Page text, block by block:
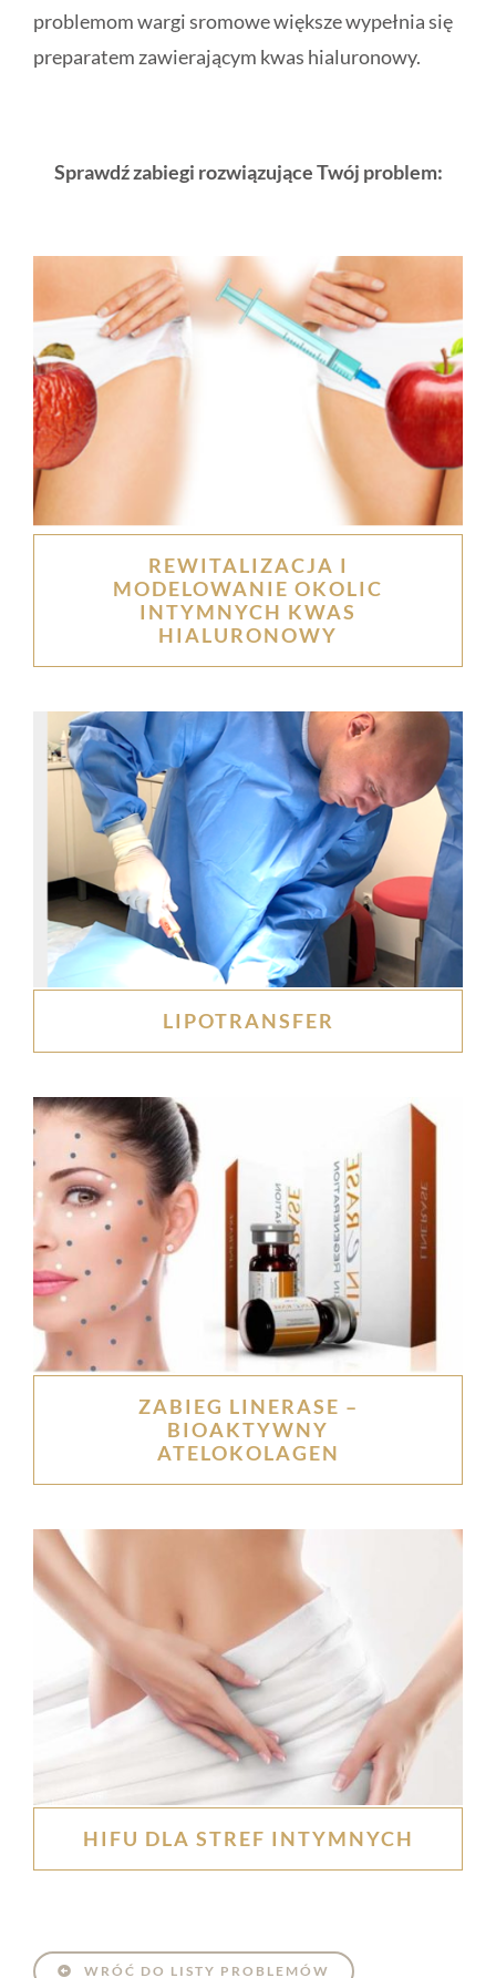
problemom wargi sromowe większe wypełnia się
preparatem zawierającym kwas hialuronowy.
Sprawdź zabiegi rozwiązujące Twój problem:
REWITALIZACJA I
MODELOWANIE OKOLIC
INTYMNYCH KWAS
HIALURONOWY
LIPOTRANSFER
ZABIEG LINERASE –
BIOAKTYWNY
ATELOKOLAGEN
HIFU DLA STREF INTYMNYCH
WRÓĆ DO LISTY PROBLEMÓW